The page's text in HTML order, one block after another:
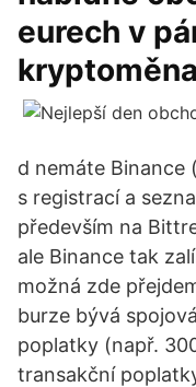
eurech v
d nemáte Binance
s registrací a
především na
ale Binance tak
možná zde
burze bývá
poplatky (např.
transakční